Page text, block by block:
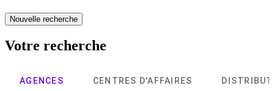
Nouvelle recherche
Votre recherche
AGENCES CENTRES D'AFFAIRES